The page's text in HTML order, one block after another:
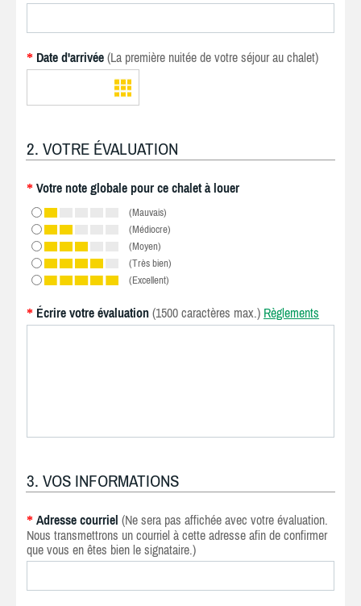
* Date d'arrivée (La première nuitée de votre séjour au chalet)
2. VOTRE ÉVALUATION
* Votre note globale pour ce chalet à louer
(Mauvais)
(Médiocre)
(Moyen)
(Très bien)
(Excellent)
* Écrire votre évaluation (1500 caractères max.) Règlements
3. VOS INFORMATIONS
* Adresse courriel (Ne sera pas affichée avec votre évaluation.
Nous transmettrons un courriel à cette adresse afin de confirmer
que vous en êtes bien le signataire.)